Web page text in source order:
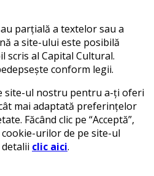
parțială a textelor sau a
a site-ului este posibilă
scris al Capital Cultural.
conform legii.
site-ul nostru pentru a-ți oferi
mai adaptată preferințelor
Făcând clic pe “Acceptă”,
urilor de pe site-ul
clic aici.